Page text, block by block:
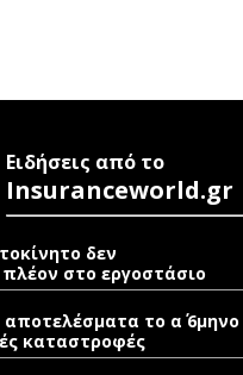
Ειδήσεις από το
Insuranceworld.gr
δεν
στο εργοστάσιο
το α΄ 6μηνο
καταστροφές